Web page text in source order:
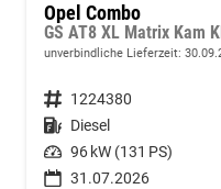
Opel Combo
GS AT8 XL Matrix Kam
unverbindliche Lieferzeit:
Fahrzeugnummer 1224380
Kraftstoff Diesel
Leistung 96 kW (131 PS)
31.07.2026